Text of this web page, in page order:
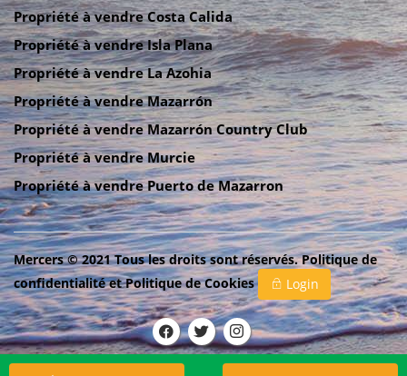
Propriété à vendre Costa Calida
Propriété à vendre Isla Plana
Propriété à vendre La Azohia
Propriété à vendre Mazarrón
Propriété à vendre Mazarrón Country Club
Propriété à vendre Murcie
Propriété à vendre Puerto de Mazarron
Mercers © 2021 Tous les droits sont réservés.Politique de
confidentialitéetPolitique de Cookies Login